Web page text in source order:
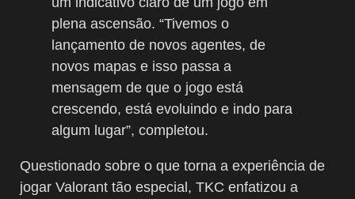
plena ascensão. “Tivemos o
lançamento de novos agentes, de
novos mapas e isso passa a
mensagem de que o jogo está
crescendo, está evoluindo e indo para
algum lugar”, completou.
Questionado sobre o que torna a experiência de
jogar Valorant tão especial, TKC enfatizou a